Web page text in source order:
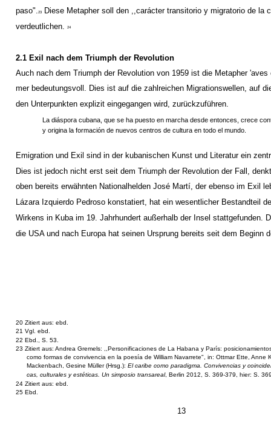
paso".23
Diese Metapher soll den ,,carácter transitorio y migratorio de la
verdeutlichen.
24
2.1 Exil nach dem Triumph der Revolution
Auch nach dem Triumph der Revolution von 1959 ist die Metapher 'aves
mer bedeutungsvoll. Dies ist auf die zahlreichen Migrationswellen, auf
den Unterpunkten explizit eingegangen wird, zurückzuführen.
La diáspora cubana, que se ha puesto en marcha desde entonces, crece
y origina la formación de nuevos centros de cultura en todo el mundo.
Emigration und Exil sind in der kubanischen Kunst und Literatur ein
Dies ist jedoch nicht erst seit dem Triumph der Revolution der Fall,
oben bereits erwähnten Nationalhelden José Martí, der ebenso im Exil
Lázara Izquierdo Pedroso konstatiert, hat ein wesentlicher Bestandteil
Wirkens in Kuba im 19. Jahrhundert außerhalb der Insel stattgefunden.
die USA und nach Europa hat seinen Ursprung bereits seit dem Beginn
20 Zitiert aus: ebd.
21 Vgl. ebd.
22 Ebd., S. 53.
23 Zitiert aus: Andrea Gremels: ,,Personificaciones de La Habana y París:
como formas de convivencia en la poesía de William Navarrete", in: Ottmar Ette, Anne
Mackenbach, Gesine Müller (Hrsg.): El caribe como paradigma. Convivencias y
cas, culturales y estéticas. Un simposio transareal, Berlin 2012, S. 369-379, hier: S.
24 Zitiert aus: ebd.
25 Ebd.
13